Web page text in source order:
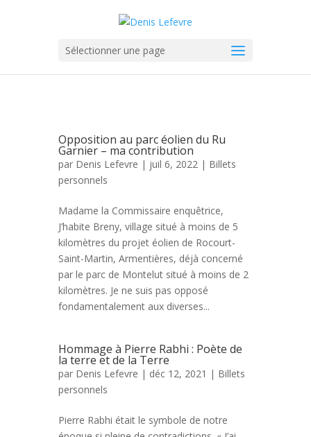
Sélectionner une page
Opposition au parc éolien du Ru
Garnier – ma contribution
par Denis Lefevre | juil 6, 2022 | Billets
personnels
Madame la Commissaire enquêtrice,
J’habite Breny, village situé à moins de 5
kilomètres du projet éolien de Rocourt-
Saint-Martin, Armentières, déjà concerné
par le parc de Montelut situé à moins de 2
kilomètres. Je ne suis pas opposé
fondamentalement aux diverses...
Hommage à Pierre Rabhi : Poète de
la terre et de la Terre
par Denis Lefevre | déc 12, 2021 | Billets
personnels
Pierre Rabhi était le symbole de notre